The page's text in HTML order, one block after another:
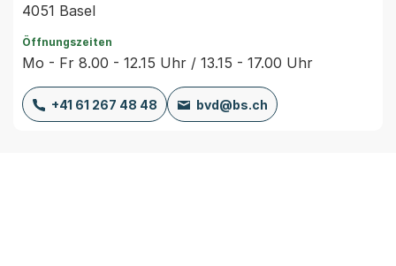
4051 Basel
Öffnungszeiten
Mo - Fr 8.00 - 12.15 Uhr / 13.15 - 17.00 Uhr
+41 61 267 48 48 bvd@bs.ch